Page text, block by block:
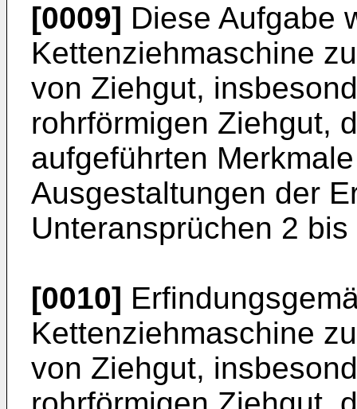
[0009] Diese Aufgabe
Kettenziehmaschine
von Ziehgut,
rohrförmigen Ziehgut,
aufgeführten
Ausgestaltungen der
Unteransprüchen 2
[0010]
Kettenziehmaschine
von Ziehgut,